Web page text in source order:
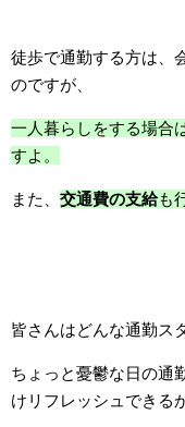
徒歩で通勤する方は、
のですが、
一人暮らしをする場合
すよ。
また、 交通費の支給も
皆さんはどんな通勤ス
ちょっと憂鬱な日の通
けリフレッシュできる